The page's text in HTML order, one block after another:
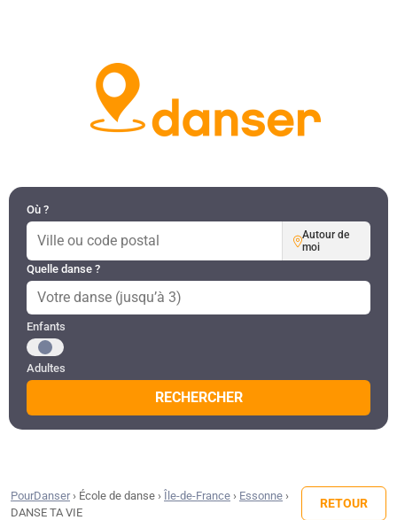
Où ?
Autour de
moi
Quelle danse ?
Public recherché
Enfants
Adultes
RECHERCHER
PourDanser› École de danse › Île-de-France › Essonne ›
DANSE TA VIE
RETOUR